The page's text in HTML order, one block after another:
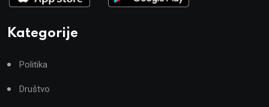
Kategorije
Politika
Društvo